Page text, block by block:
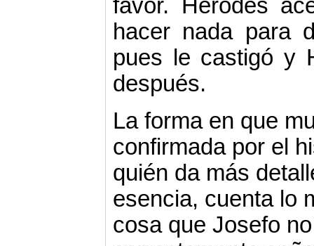
favor. Herodes
hacer nada para
pues le castigó y
después.
La forma en que
confirmada por el
quién da más
esencia, cuenta lo
cosa que Josefo